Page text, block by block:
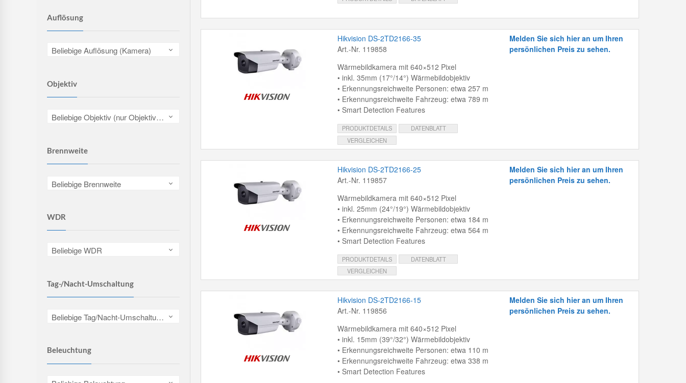
Auflösung
Beliebige Auflösung (Kamera)
Objektiv
Beliebige Objektiv (nur Objektive, keine Kameras)
Brennweite
Beliebige Brennweite
WDR
Beliebige WDR
Tag-/Nacht-Umschaltung
Beliebige Tag/Nacht-Umschaltung
Beleuchtung
Hikvision DS-2TD2166-35
Art.-Nr. 119858
Wärmebildkamera mit 640×512 Pixel
• inkl. 35mm (17°/14°) Wärmebildobjektiv
• Erkennungsreichweite Personen: etwa 257 m
• Erkennungsreichweite Fahrzeug: etwa 789 m
• Smart Detection Features
PRODUKTDETAILS
DATENBLATT
VERGLEICHEN
Melden Sie sich hier an um Ihren
persönlichen Preis zu sehen.
Hikvision DS-2TD2166-25
Art.-Nr. 119857
Wärmebildkamera mit 640×512 Pixel
• inkl. 25mm (24°/19°) Wärmebildobjektiv
• Erkennungsreichweite Personen: etwa 184 m
• Erkennungsreichweite Fahrzeug: etwa 564 m
• Smart Detection Features
PRODUKTDETAILS
DATENBLATT
VERGLEICHEN
Melden Sie sich hier an um Ihren
persönlichen Preis zu sehen.
Hikvision DS-2TD2166-15
Art.-Nr. 119856
Wärmebildkamera mit 640×512 Pixel
• inkl. 15mm (39°/32°) Wärmebildobjektiv
• Erkennungsreichweite Personen: etwa 110 m
• Erkennungsreichweite Fahrzeug: etwa 338 m
• Smart Detection Features
Melden Sie sich hier an um Ihren
persönlichen Preis zu sehen.